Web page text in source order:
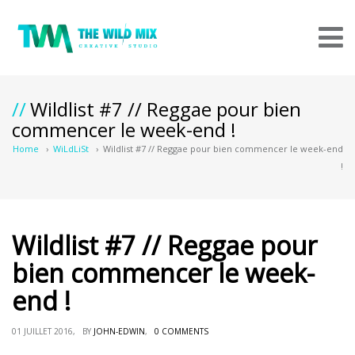
Wildlist #7 // Reggae pour bien
commencer le week-end !
Home › WiLdLiSt › Wildlist #7 // Reggae pour bien commencer le week-end
!
Wildlist #7 // Reggae pour
bien commencer le week-
end !
01 JUILLET 2016, BY JOHN-EDWIN, 0 COMMENTS